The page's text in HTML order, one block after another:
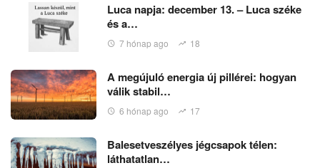
Luca napja: december 13. – Luca széke
és a…
7 hónap ago 18
A megújuló energia új pillérei: hogyan
válik stabil…
6 hónap ago 17
Balesetveszélyes jégcsapok télen:
láthatatlan…